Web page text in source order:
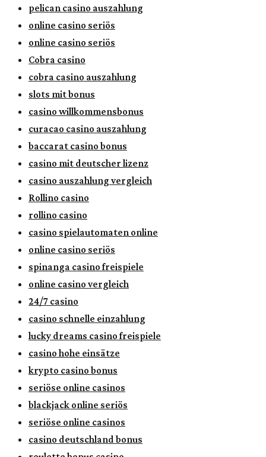
pelican casino auszahlung
online casino seriös
online casino seriös
Cobra casino
cobra casino auszahlung
slots mit bonus
casino willkommensbonus
curacao casino auszahlung
baccarat casino bonus
casino mit deutscher lizenz
casino auszahlung vergleich
Rollino casino
rollino casino
casino spielautomaten online
online casino seriös
spinanga casino freispiele
online casino vergleich
24/7 casino
casino schnelle einzahlung
lucky dreams casino freispiele
casino hohe einsätze
krypto casino bonus
seriöse online casinos
blackjack online seriös
seriöse online casinos
casino deutschland bonus